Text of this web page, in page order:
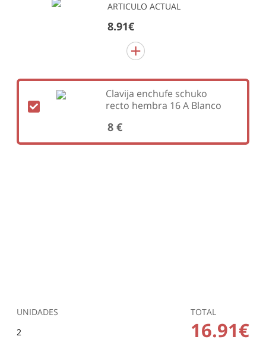
ARTICULO ACTUAL
8.91€
Clavija enchufe schuko
recto hembra 16 A Blanco
8 €
UNIDADES
2
TOTAL
16.91€